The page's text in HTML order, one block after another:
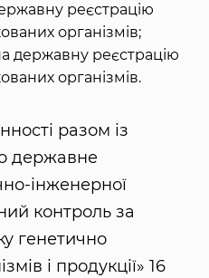
реєстрацію
організмів;
державну реєстрацію
організмів.
разом із
державне
інженерної
контроль за
генетично
i продукції» 16